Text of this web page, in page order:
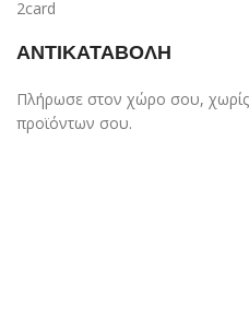
ΑΝΤΙΚΑΤΑΒΟΛΗ
Πλήρωσε στον χώρο σου,
προϊόντων σου.